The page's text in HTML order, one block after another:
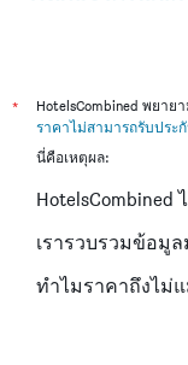
*
HotelsCombined พยา
ราคาไม่สามารถรับประ
นี่คือเหตุผล:
HotelsCombined
เรารวบรวมข้อมู
ทำไมราคาถึงไม่แ